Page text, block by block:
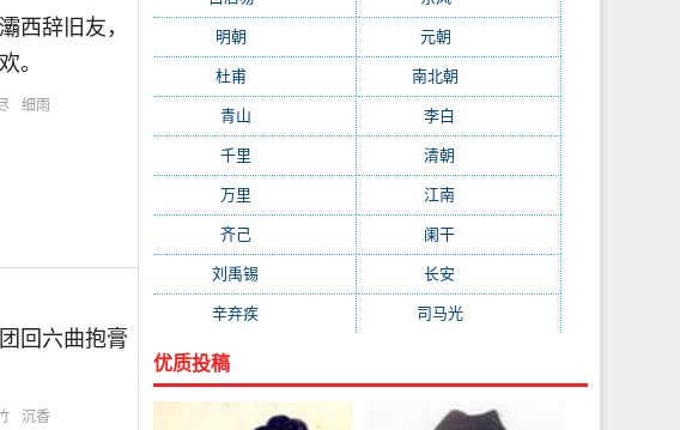
西辞旧友，
。
细雨
回六曲抱膏
沉香
明朝 元朝
杜甫 南北朝
青山 李白
千里 清朝
万里 江南
齐己(781) 阑干
刘禹锡 长安
辛弃疾 司马光(601)
优质投稿